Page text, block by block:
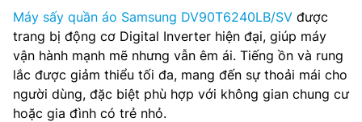
Máy sấy quần áo Samsung DV90T6240LB/SV được
trang bị động cơ Digital Inverter hiện đại, giúp máy
vận hành mạnh mẽ nhưng vẫn êm ái. Tiếng ồn và rung
lắc được giảm thiểu tối đa, mang đến sự thoải mái cho
người dùng, đặc biệt phù hợp với không gian chung cư
hoặc gia đình có trẻ nhỏ.